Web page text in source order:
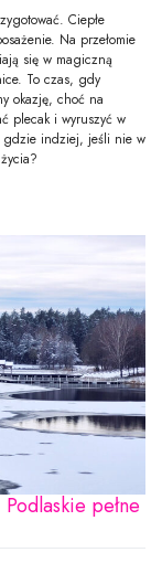
Ciepłe
Na przełomie
się w magiczną
To czas, gdy
okazję, choć na
plecak i wyruszyć w
gdzie indziej, jeśli nie w
pełne